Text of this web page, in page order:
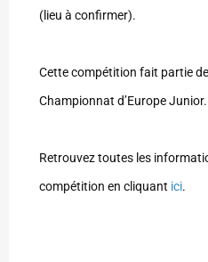
(lieu à confirmer).
Cette compétition fait partie
Championnat d’Europe Junior.
Retrouvez toutes les
compétition en cliquant ici.